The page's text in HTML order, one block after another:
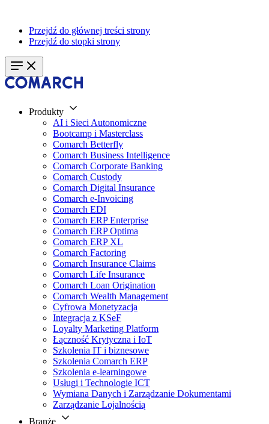
Przejdź do głównej treści strony
Przejdź do stopki strony
Produkty
AI i Sieci Autonomiczne
Bootcamp i Masterclass
Comarch Betterfly
Comarch Business Intelligence
Comarch Corporate Banking
Comarch Custody
Comarch Digital Insurance
Comarch e-Invoicing
Comarch EDI
Comarch ERP Enterprise
Comarch ERP Optima
Comarch ERP XL
Comarch Factoring
Comarch Insurance Claims
Comarch Life Insurance
Comarch Loan Origination
Comarch Wealth Management
Cyfrowa Monetyzacja
Integracja z KSeF
Loyalty Marketing Platform
Łączność Krytyczna i IoT
Szkolenia IT i biznesowe
Szkolenia Comarch ERP
Szkolenia e-learningowe
Usługi i Technologie ICT
Wymiana Danych i Zarządzanie Dokumentami
Zarządzanie Lojalnością
Branże